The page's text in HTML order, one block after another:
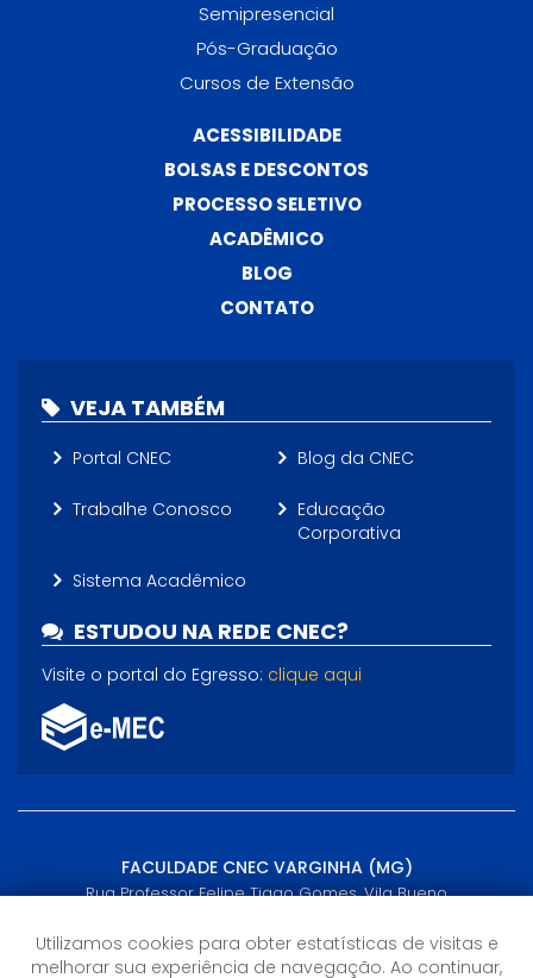
Semipresencial
Pós-Graduação
Cursos de Extensão
ACESSIBILIDADE
BOLSAS E DESCONTOS
PROCESSO SELETIVO
ACADÊMICO
BLOG
CONTATO
VEJA TAMBÉM
Portal CNEC Blog da CNEC
Trabalhe Conosco
Educação
Corporativa
Sistema Acadêmico
ESTUDOU NA REDE CNEC?
Visite o portal do Egresso: clique aqui
FACULDADE CNEC VARGINHA (MG)
Rua Professor Felipe Tiago Gomes, Vila Bueno
Utilizamos cookies para obter estatísticas de visitas e
melhorar sua experiência de navegação. Ao continuar,